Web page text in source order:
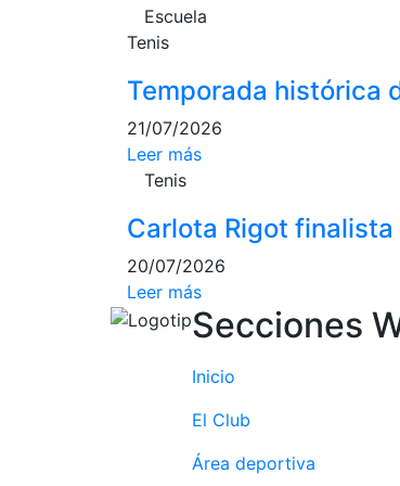
Escuela
Tenis
Temporada histórica
21/07/2026
Leer más
Tenis
Carlota Rigot
20/07/2026
Leer más
Secciones
Inicio
El Club
Área deportiva